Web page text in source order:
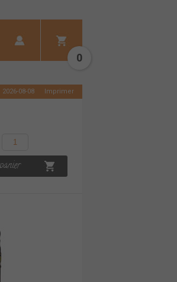
0
2026-08-08 Imprimer